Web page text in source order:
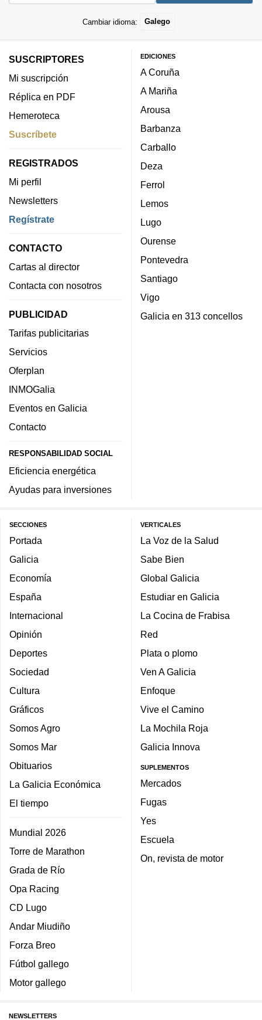
Cambiar idioma: Galego
SUSCRIPTORES
Mi suscripción
Réplica en PDF
Hemeroteca
Suscríbete
REGISTRADOS
Mi perfil
Newsletters
Regístrate
CONTACTO
Cartas al director
Contacta con nosotros
PUBLICIDAD
Tarifas publicitarias
Servicios
Oferplan
INMOGalia
Eventos en Galicia
Contacto
RESPONSABILIDAD SOCIAL
Eficiencia energética
Ayudas para inversiones
EDICIONES
A Coruña
A Mariña
Arousa
Barbanza
Carballo
Deza
Ferrol
Lemos
Lugo
Ourense
Pontevedra
Santiago
Vigo
Galicia en 313 concellos
SECCIONES
Portada
Galicia
Economía
España
Internacional
Opinión
Deportes
Sociedad
Cultura
Gráficos
Somos Agro
Somos Mar
Obituarios
La Galicia Económica
El tiempo
Mundial 2026
Torre de Marathon
Grada de Río
Opa Racing
CD Lugo
Andar Miudiño
Forza Breo
Fútbol gallego
Motor gallego
VERTICALES
La Voz de la Salud
Sabe Bien
Global Galicia
Estudiar en Galicia
La Cocina de Frabisa
Red
Plata o plomo
Ven A Galicia
Enfoque
Vive el Camino
La Mochila Roja
Galicia Innova
SUPLEMENTOS
Mercados
Fugas
Yes
Escuela
On, revista de motor
NEWSLETTERS